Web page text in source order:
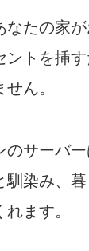
なたの家
ントを挿
ん。
サーバ
馴染み、
ます。